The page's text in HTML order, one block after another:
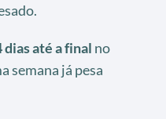
dias até a final no
semana já pesa